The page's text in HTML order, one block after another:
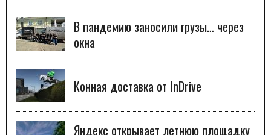
В пандемию заносили грузы… через
окна
Конная доставка от InDrive
Яндекс открывает летнюю площадку